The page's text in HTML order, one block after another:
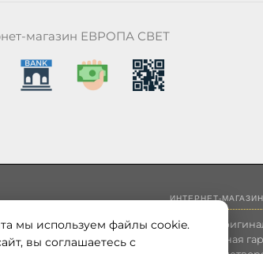
магазин ЕВРОПА СВЕТ
ИНТЕРНЕТ-
СВЕТ» поставляет и продает в России
оригинальная продукция. Полноценная
мы используем файлы cookie.
вы соглашаетесь с